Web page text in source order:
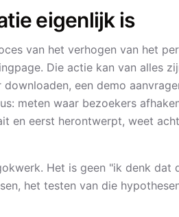
eigenlijk is
van het verhogen van het
Die actie kan van alles
een demo
meten waar bezoekers
en eerst herontwerpt, weet
Het is geen "ik denk dat
het testen van die